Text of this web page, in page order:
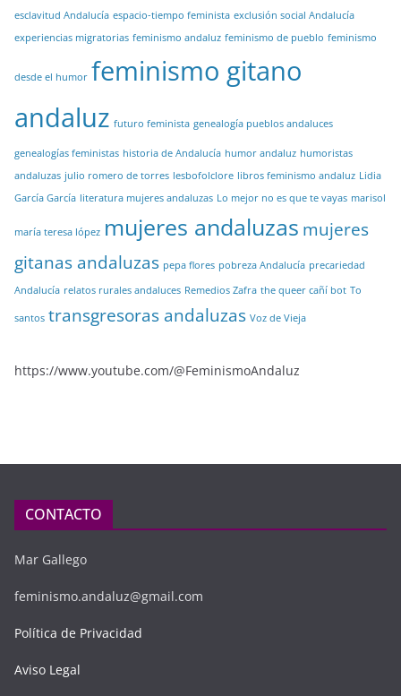
esclavitud Andalucía espacio-tiempo feminista exclusión social Andalucía
experiencias migratorias feminismo andaluz feminismo de pueblo feminismo
desde el humor feminismo gitano
andaluz futuro feminista genealogía pueblos andaluces
genealogías feministas historia de Andalucía humor andaluz humoristas
andaluzas julio romero de torres lesbofolclore libros feminismo andaluz Lidia
García García literatura mujeres andaluzas Lo mejor no es que te vayas marisol
maría teresa lópez mujeres andaluzas mujeres
gitanas andaluzas pepa flores pobreza Andalucía precariedad
Andalucía relatos rurales andaluces Remedios Zafra the queer cañí bot To
santos transgresoras andaluzas Voz de Vieja
https://www.youtube.com/@FeminismoAndaluz
CONTACTO
Mar Gallego
feminismo.andaluz@gmail.com
Política de Privacidad
Aviso Legal